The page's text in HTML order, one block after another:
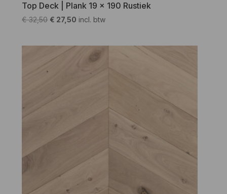
Top Deck | Plank 19 x 190 Rustiek
€32,50 Oorspronkelijke
€ 27,50 Huidige
€ 27,50.
incl. btw